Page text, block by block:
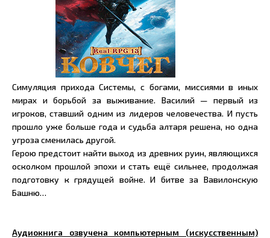
Симуляция прихода Системы, с богами, миссиями в иных
мирах и борьбой за выживание. Василий — первый из
игроков, ставший одним из лидеров человечества. И пусть
прошло уже больше года и судьба алтаря решена, но одна
угроза сменилась другой.
Герою предстоит найти выход из древних руин, являющихся
осколком прошлой эпохи и стать ещё сильнее, продолжая
подготовку к грядущей войне. И битве за Вавилонскую
Башню…
Аудиокнига озвучена компьютерным (искусственным)